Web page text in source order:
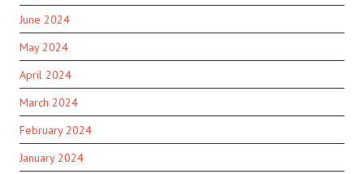
June 2024
May 2024
April 2024
March 2024
February 2024
January 2024